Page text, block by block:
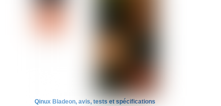
Qinux Bladeon, avis, tests et spécifications